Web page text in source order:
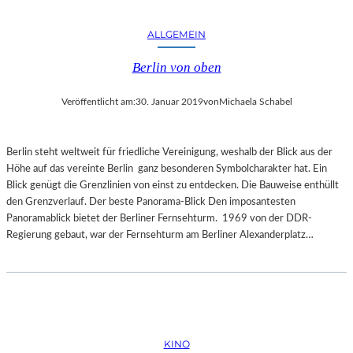
ALLGEMEIN
Berlin von oben
Veröffentlicht am:30. Januar 2019vonMichaela Schabel
Berlin steht weltweit für friedliche Vereinigung, weshalb der Blick aus der
Höhe auf das vereinte Berlin ganz besonderen Symbolcharakter hat. Ein
Blick genügt die Grenzlinien von einst zu entdecken. Die Bauweise enthüllt
den Grenzverlauf. Der beste Panorama-Blick Den imposantesten
Panoramablick bietet der Berliner Fernsehturm. 1969 von der DDR-
Regierung gebaut, war der Fernsehturm am Berliner Alexanderplatz…
KINO